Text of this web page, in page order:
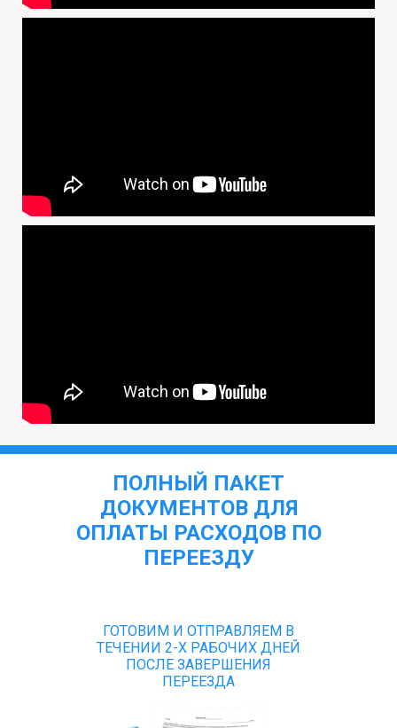
ПОЛНЫЙ ПАКЕТ
ДОКУМЕНТОВ ДЛЯ
ОПЛАТЫ РАСХОДОВ ПО
ПЕРЕЕЗДУ
ГОТОВИМ И ОТПРАВЛЯЕМ В
ТЕЧЕНИИ 2-Х РАБОЧИХ ДНЕЙ
ПОСЛЕ ЗАВЕРШЕНИЯ
ПЕРЕЕЗДА